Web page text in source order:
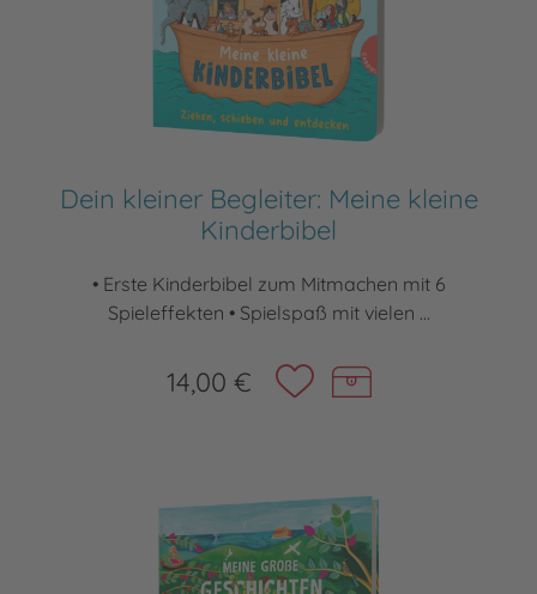
Dein kleiner Begleiter: Meine kleine
Kinderbibel
• Erste Kinderbibel zum Mitmachen mit 6
Spieleffekten • Spielspaß mit vielen ...
14,00 €